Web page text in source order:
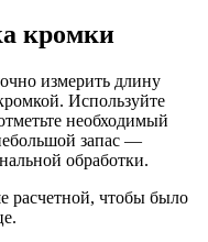
кромки
измерить длину
Используйте
необходимый
запас —
обработки.
расчетной, чтобы было